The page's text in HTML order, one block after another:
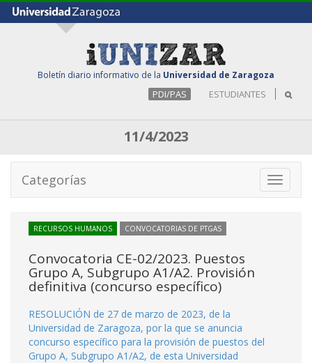
Boletín diario informativo de la Universidad de Zaragoza
PDI/PAS ESTUDIANTES
11/4/2023
Toggle
Categorías
RECURSOS HUMANOS CONVOCATORIAS DE PTGAS
Convocatoria CE-02/2023. Puestos
Grupo A, Subgrupo A1/A2. Provisión
definitiva (concurso específico)
RESOLUCIÓN de 27 de marzo de 2023, de la
Universidad de Zaragoza, por la que se anuncia
concurso específico para la provisión de puestos del
Grupo A, Subgrupo A1/A2, de esta Universidad